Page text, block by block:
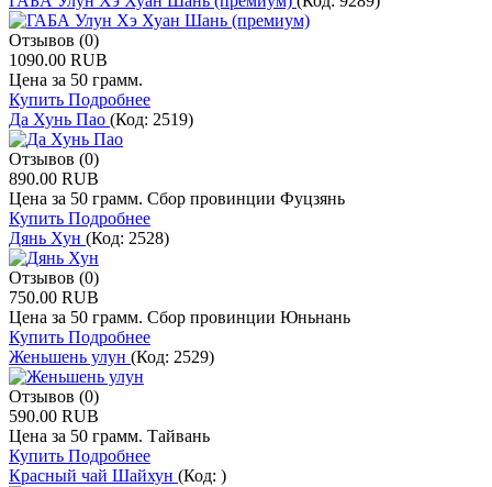
Отзывов (0)
1090.00 RUB
Цена за 50 грамм.
Купить Подробнее
Да Хунь Пао (Код: 2519)
Отзывов (0)
890.00 RUB
Цена за 50 грамм. Сбор провинции Фуцзянь
Купить Подробнее
Дянь Хун (Код: 2528)
Отзывов (0)
750.00 RUB
Цена за 50 грамм. Сбор провинции Юньнань
Купить Подробнее
Женьшень улун (Код: 2529)
Отзывов (0)
590.00 RUB
Цена за 50 грамм. Тайвань
Купить Подробнее
Красный чай Шайхун (Код: )